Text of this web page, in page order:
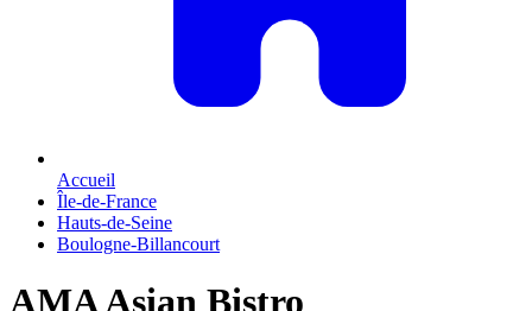
Accueil
Île-de-France
Hauts-de-Seine
Boulogne-Billancourt
AMA Asian Bistro